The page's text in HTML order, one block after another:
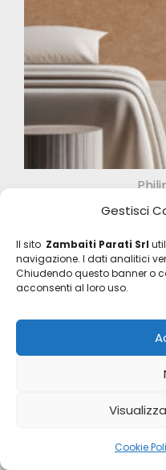
Gestisci
Il sito Zambaiti Parati Srl
navigazione. I dati analitici
Chiudendo questo banner o
acconsenti al loro uso.
Cookie
P.I.
Cap.